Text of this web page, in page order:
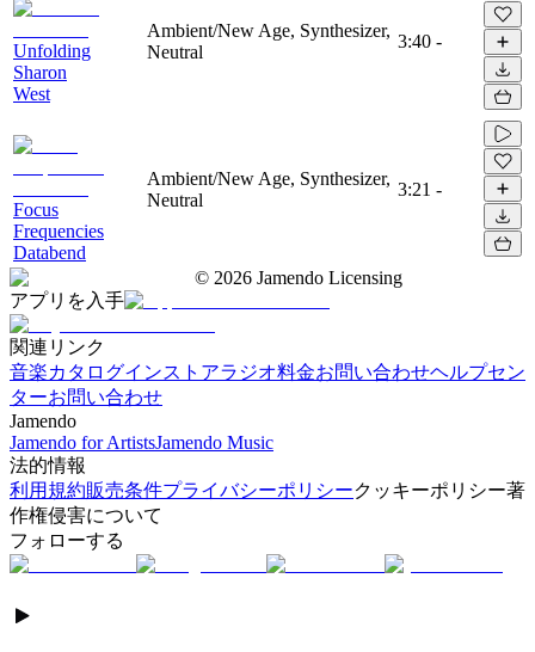
Unfolding
Sharon
West
Ambient/New Age, Synthesizer,
Neutral
3:40 -
Focus
Frequencies
Databend
Ambient/New Age, Synthesizer,
Neutral
3:21 -
© 2026 Jamendo Licensing
アプリを入手
関連リンク
音楽カタログインストアラジオ料金お問い合わせヘルプセン
ターお問い合わせ
Jamendo
Jamendo for ArtistsJamendo Music
法的情報
利用規約販売条件プライバシーポリシークッキーポリシー著
作権侵害について
フォローする